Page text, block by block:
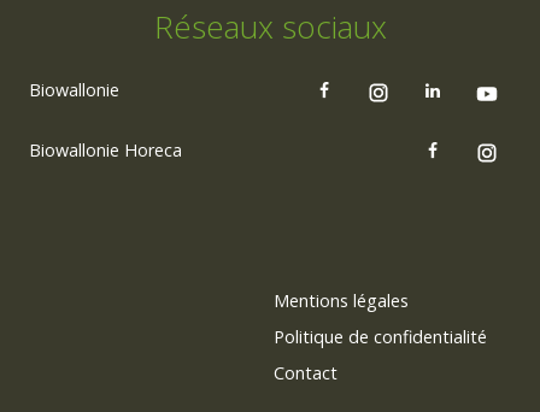
Réseaux sociaux
Biowallonie
Biowallonie Horeca
Mentions légales
Politique de confidentialité
Contact